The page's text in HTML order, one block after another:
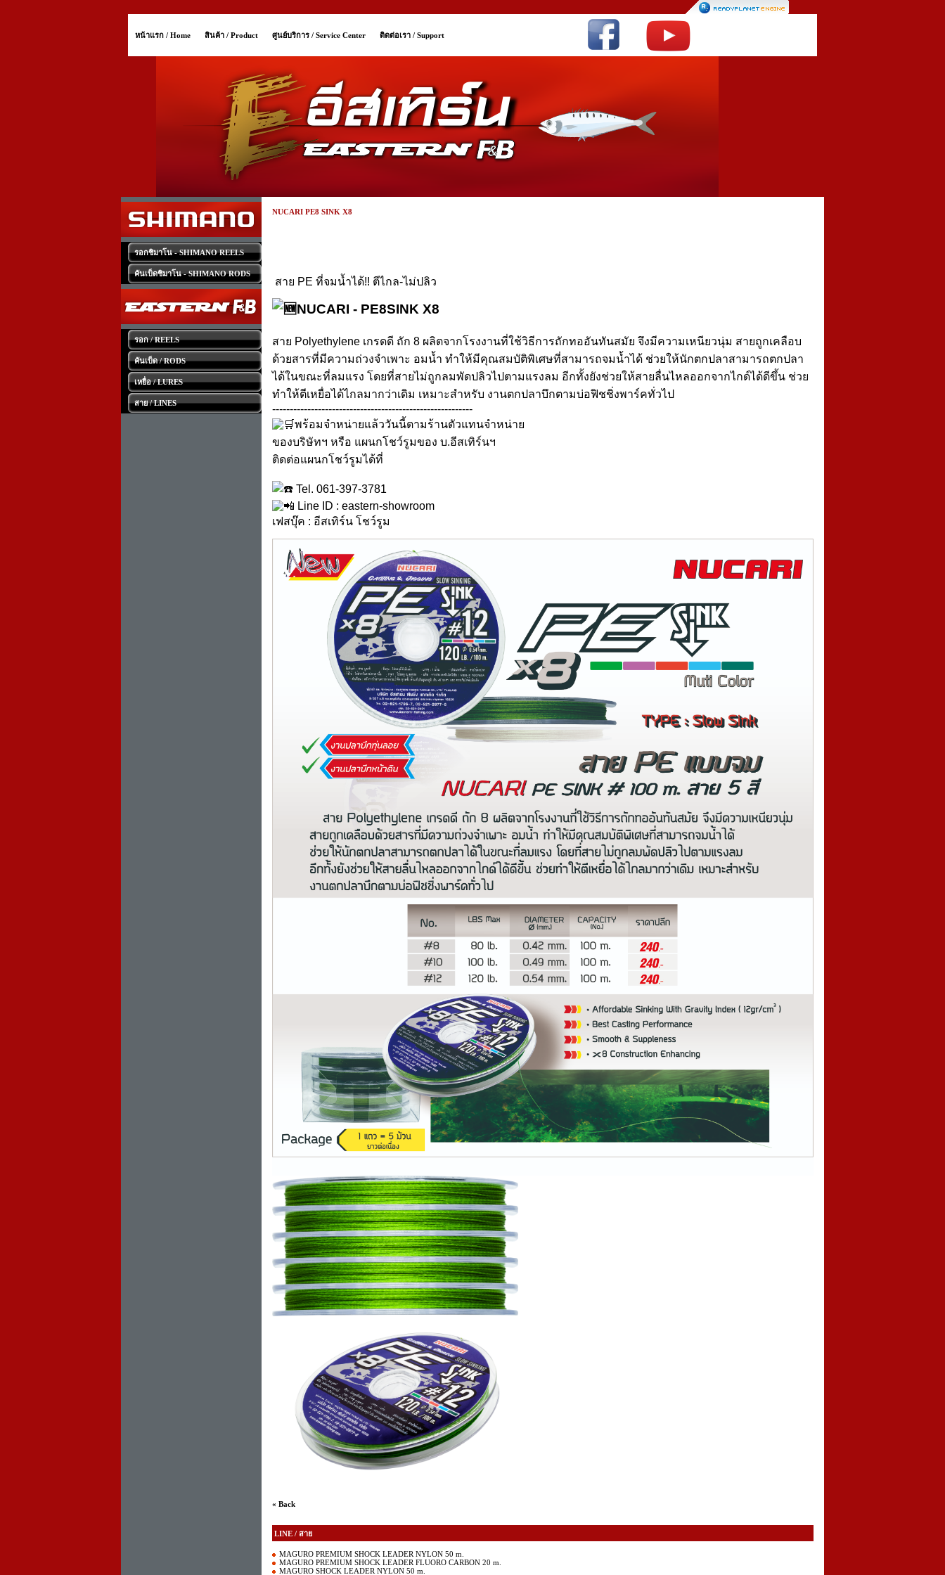
หน้าแรก / Home สินค้า / Product ศูนย์บริการ / Service Center ติดต่อเรา / Support
รอกชิมาโน - SHIMANO REELS
คันเบ็ดชิมาโน - SHIMANO RODS
รอก / REELS
คันเบ็ด / RODS
เหยื่อ / LURES
สาย / LINES
NUCARI PE8 SINK X8
สาย PE ที่จมน้ำได้!! ตีไกล-ไม่ปลิว
NUCARI - PE8SINK X8
สาย Polyethylene เกรดดี ถัก 8 ผลิตจากโรงงานที่ใช้วิธีการถักทออันทันสมัย จึงมีความเหนียวนุ่ม สายถูกเคลือบ
ด้วยสารที่มีความถ่วงจำเพาะ อมน้ำ ทำให้มีคุณสมบัติพิเศษที่สามารถจมน้ำได้ ช่วยให้นักตกปลาสามารถตกปลา
ได้ในขณะที่ลมแรง โดยที่สายไม่ถูกลมพัดปลิวไปตามแรงลม อีกทั้งยังช่วยให้สายลื่นไหลออกจากไกด์ได้ดีขึ้น ช่วย
ทำให้ตีเหยื่อได้ไกลมากว่าเดิม เหมาะสำหรับ งานตกปลาบึกตามบ่อฟิชชิ่งพาร์คทั่วไป
---------------------------------------------------------
พร้อมจำหน่ายแล้ววันนี้ตามร้านตัวแทนจำหน่าย
ของบริษัทฯ หรือ แผนกโชว์รูมของ บ.อีสเทิร์นฯ
ติดต่อแผนกโชว์รูมได้ที่
Tel. 061-397-3781
Line ID : eastern-showroom
เฟสบุ๊ค : อีสเทิร์น โชว์รูม
« Back
LINE / สาย
MAGURO PREMIUM SHOCK LEADER NYLON 50 m.
MAGURO PREMIUM SHOCK LEADER FLUORO CARBON 20 m.
MAGURO SHOCK LEADER NYLON 50 m.